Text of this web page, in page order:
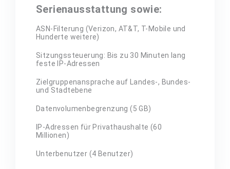
Serienausstattung sowie:
ASN-Filterung (Verizon, AT&T, T-Mobile und
Hunderte weitere)
Sitzungssteuerung: Bis zu 30 Minuten lang
feste IP-Adressen
Zielgruppenansprache auf Landes-, Bundes-
und Stadtebene
Datenvolumenbegrenzung (5 GB)
IP-Adressen für Privathaushalte (60
Millionen)
Unterbenutzer (4 Benutzer)